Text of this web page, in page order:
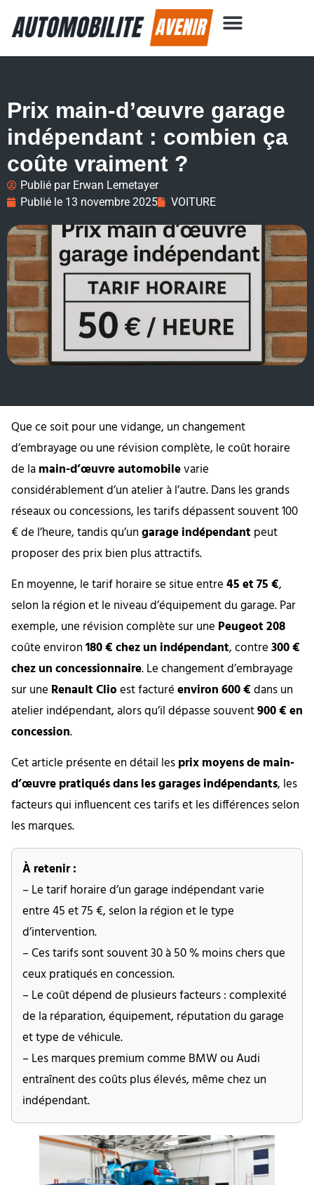
Prix main-d’œuvre garage
indépendant : combien ça
coûte vraiment ?
Publié parErwan Lemetayer
Publié le 13 novembre 2025 VOITURE
Que ce soit pour une vidange, un changement
d’embrayage ou une révision complète, le coût horaire
de lamain-d’œuvre automobilevarie
considérablement d’un atelier à l’autre. Dans les grands
réseaux ou concessions, les tarifs dépassent souvent 100
€ de l’heure, tandis qu’ungarage indépendant peut
proposer des prix bien plus attractifs.
En moyenne, le tarif horaire se situe entre45 et 75 €,
selon la région et le niveau d’équipement du garage. Par
exemple, une révision complète sur une Peugeot 208
coûte environ180 € chez un indépendant, contre300 €
chez un concessionnaire. Le changement d’embrayage
sur une Renault Clioest facturéenviron 600 €dans un
atelier indépendant, alors qu’il dépasse souvent900 € en
concession.
Cet article présente en détail lesprix moyens de main-
d’œuvre pratiqués dans les garages indépendants, les
facteurs qui influencent ces tarifs et les différences selon
les marques.
À retenir :
– Le tarif horaire d’un garage indépendant varie
entre 45 et 75 €, selon la région et le type
d’intervention.
– Ces tarifs sont souvent 30 à 50 % moins chers que
ceux pratiqués en concession.
– Le coût dépend de plusieurs facteurs : complexité
de la réparation, équipement, réputation du garage
et type de véhicule.
– Les marques premium comme BMW ou Audi
entraînent des coûts plus élevés, même chez un
indépendant.